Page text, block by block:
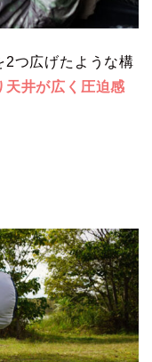
2つ広げたような構
天井が広く圧迫感